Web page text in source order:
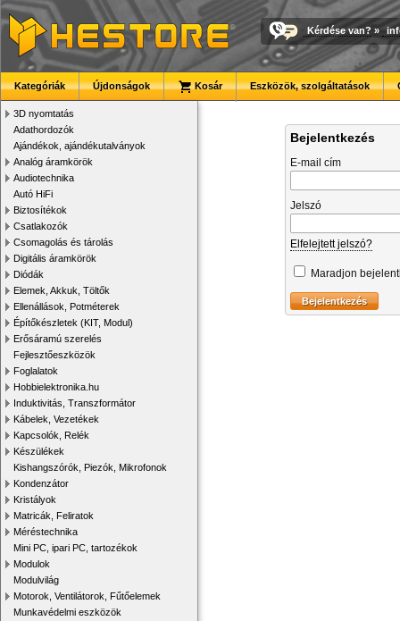
Kérdése van? »
Kategóriák Újdonságok Kosár Eszközök, szolgáltatások
3D nyomtatás
Adathordozók
Ajándékok, ajándékutalványok
Analóg áramkörök
Audiotechnika
Autó HiFi
Biztosítékok
Csatlakozók
Csomagolás és tárolás
Digitális áramkörök
Diódák
Elemek, Akkuk, Töltők
Ellenállások, Potméterek
Építőkészletek (KIT, Modul)
Erősáramú szerelés
Fejlesztőeszközök
Foglalatok
Hobbielektronika.hu
Induktivitás, Transzformátor
Kábelek, Vezetékek
Kapcsolók, Relék
Készülékek
Kishangszórók, Piezók, Mikrofonok
Kondenzátor
Kristályok
Matricák, Feliratok
Méréstechnika
Mini PC, ipari PC, tartozékok
Modulok
Modulvilág
Motorok, Ventilátorok, Fűtőelemek
Munkavédelmi eszközök
Bejelentkezés
E-mail cím
Jelszó
Elfelejtett jelszó?
Maradjon